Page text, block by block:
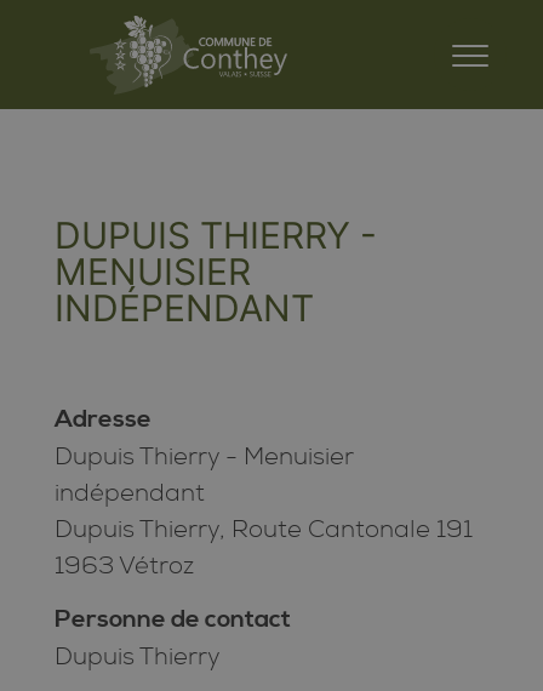
DUPUIS THIERRY -
MENUISIER
INDÉPENDANT
Adresse
Dupuis Thierry - Menuisier
indépendant
Dupuis Thierry, Route Cantonale 191
1963 Vétroz
Personne de contact
Dupuis Thierry